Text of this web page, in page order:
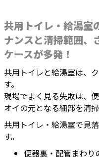
共用トイレ・給湯室
ナンスと清掃範囲、
ケースが多発！
共用トイレと給湯室は、
す。
現場でよく見る失敗は、
オイの元となる細部を清
共用トイレ・給湯室で見
す。
便器裏・配管まわり